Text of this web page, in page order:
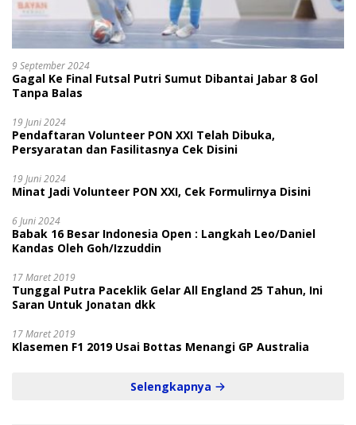
9 September 2024
Gagal Ke Final Futsal Putri Sumut Dibantai Jabar 8 Gol
Tanpa Balas
19 Juni 2024
Pendaftaran Volunteer PON XXI Telah Dibuka,
Persyaratan dan Fasilitasnya Cek Disini
19 Juni 2024
Minat Jadi Volunteer PON XXI, Cek Formulirnya Disini
6 Juni 2024
Babak 16 Besar Indonesia Open : Langkah Leo/Daniel
Kandas Oleh Goh/Izzuddin
17 Maret 2019
Tunggal Putra Paceklik Gelar All England 25 Tahun, Ini
Saran Untuk Jonatan dkk
17 Maret 2019
Klasemen F1 2019 Usai Bottas Menangi GP Australia
Selengkapnya